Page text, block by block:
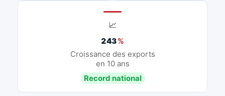
📈
243%
Croissance des exports
en 10 ans
Record national